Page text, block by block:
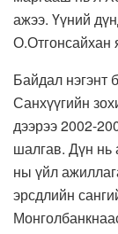
ажээ. Үүний
О.Отгонсайхан
Байдал нэгэнт
Санхүүгийн
дээрээ 2002-
шалгав. Дүн
ны үйл
эрсдлийн